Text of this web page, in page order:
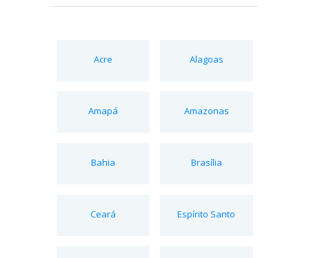
Acre Alagoas
Amapá Amazonas
Bahia Brasília
Ceará Espírito Santo